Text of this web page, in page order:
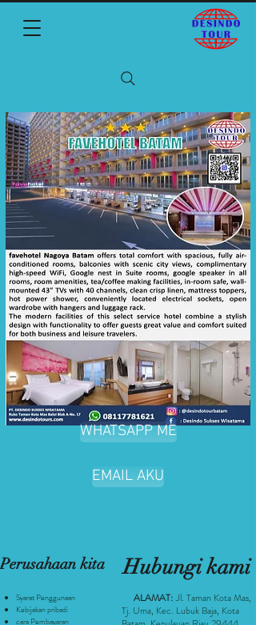
WHATSAPP ME
EMAIL AKU
Hubungi kami
Perusahaan kita
ALAMAT: Jl. Taman Kota Mas,
Tj. Uma, Kec. Lubuk Baja, Kota
Syarat Penggunaan
Kebijakan pribadi
cara Pembayaran